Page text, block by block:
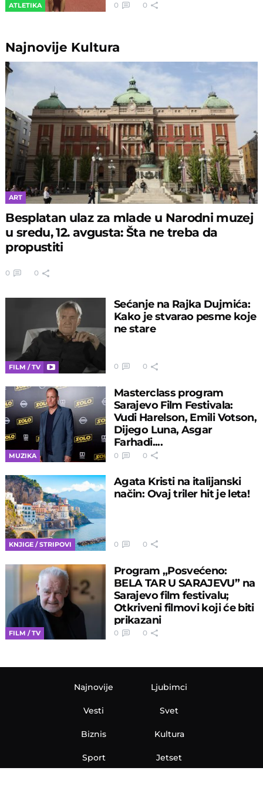
ATLETIKA 0 0
Najnovije Kultura
ART
Besplatan ulaz za mlade u Narodni muzej
u sredu, 12. avgusta: Šta ne treba da
propustiti
0 0
FILM / TV
Sećanje na Rajka Dujmića:
Kako je stvarao pesme koje
ne stare
0 0
MUZIKA
Masterclass program
Sarajevo Film Festivala:
Vudi Harelson, Emili Votson,
Dijego Luna, Asgar
Farhadi....
0 0
KNJIGE / STRIPOVI
Agata Kristi na italijanski
način: Ovaj triler hit je leta!
0 0
FILM / TV
Program „Posvećeno:
BELA TAR U SARAJEVU” na
Sarajevo film festivalu;
Otkriveni filmovi koji će biti
prikazani
0 0
Najnovije
Vesti
Biznis
Sport
Ljubimci
Svet
Kultura
Jetset